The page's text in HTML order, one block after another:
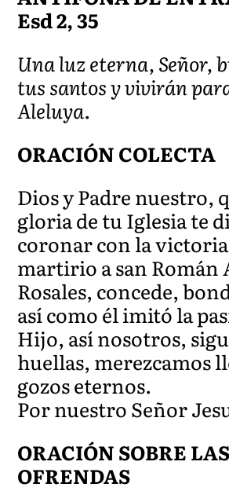
Esd 2, 35
Una luz eterna, Señor,
tus santos y vivirán
Aleluya.
ORACIÓN COLECTA
Dios y Padre nuestro,
gloria de tu Iglesia te
coronar con la
martirio a san Román
Rosales, concede,
así como él imitó la
Hijo, así nosotros,
huellas, merezcamos
gozos eternos.
Por nuestro Señor
ORACIÓN SOBRE LAS
OFRENDAS